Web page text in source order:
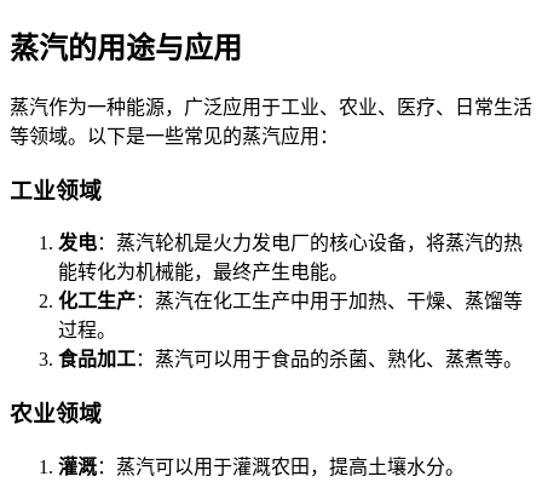
蒸汽的用途与应用
蒸汽作为一种能源，广泛应用于工业、农业、医疗、日常生活
等领域。以下是一些常见的蒸汽应用：
工业领域
发电：蒸汽轮机是火力发电厂的核心设备，将蒸汽的热
能转化为机械能，最终产生电能。
化工生产：蒸汽在化工生产中用于加热、干燥、蒸馏等
过程。
食品加工：蒸汽可以用于食品的杀菌、熟化、蒸煮等。
农业领域
灌溉：蒸汽可以用于灌溉农田，提高土壤水分。